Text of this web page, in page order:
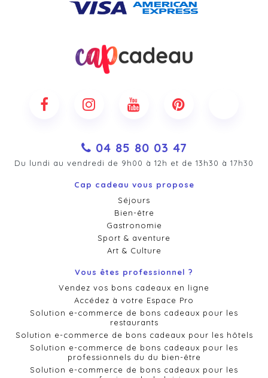
04 85 80 03 47
Du lundi au vendredi de 9h00 à 12h et de 13h30 à 17h30
Cap cadeau vous propose
Séjours
Bien-être
Gastronomie
Sport & aventure
Art & Culture
Vous êtes professionnel ?
Vendez vos bons cadeaux en ligne
Accédez à votre Espace Pro
Solution e-commerce de bons cadeaux pour les
restaurants
Solution e-commerce de bons cadeaux pour les hôtels
Solution e-commerce de bons cadeaux pour les
professionnels du du bien-être
Solution e-commerce de bons cadeaux pour les